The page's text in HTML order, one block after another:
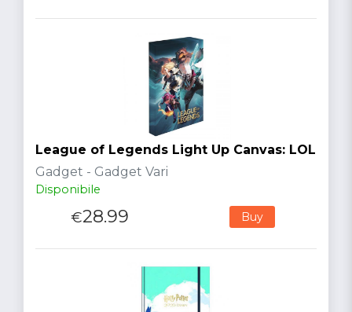
League of Legends Light Up Canvas: LOL
Gadget - Gadget Vari
Disponibile
€28.99 Buy